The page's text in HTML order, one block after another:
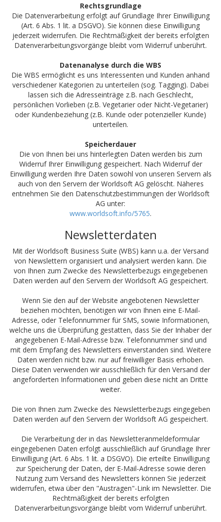
Rechtsgrundlage
Die Datenverarbeitung erfolgt auf Grundlage Ihrer Einwilligung
(Art. 6 Abs. 1 lit. a DSGVO). Sie können diese Einwilligung
jederzeit widerrufen. Die Rechtmäßigkeit der bereits erfolgten
Datenverarbeitungsvorgänge bleibt vom Widerruf unberührt.
Datenanalyse durch die WBS
Die WBS ermöglicht es uns Interessenten und Kunden anhand
verschiedener Kategorien zu unterteilen (sog. Tagging). Dabei
lassen sich die Adresseinträge z.B. nach Geschlecht,
persönlichen Vorlieben (z.B. Vegetarier oder Nicht-Vegetarier)
oder Kundenbeziehung (z.B. Kunde oder potenzieller Kunde)
unterteilen.
Speicherdauer
Die von Ihnen bei uns hinterlegten Daten werden bis zum
Widerruf Ihrer Einwilligung gespeichert. Nach Widerruf der
Einwilligung werden Ihre Daten sowohl von unseren Servern als
auch von den Servern der Worldsoft AG gelöscht. Näheres
entnehmen Sie den Datenschutzbestimmungen der Worldsoft
AG unter:
www.worldsoft.info/5765.
Newsletterdaten
Mit der Worldsoft Business Suite (WBS) kann u.a. der Versand
von Newslettern organisiert und analysiert werden kann. Die
von Ihnen zum Zwecke des Newsletterbezugs eingegebenen
Daten werden auf den Servern der Worldsoft AG gespeichert.
Wenn Sie den auf der Website angebotenen Newsletter
beziehen möchten, benötigen wir von Ihnen eine E-Mail-
Adresse, oder Telefonnummer für SMS, sowie Informationen,
welche uns die Überprüfung gestatten, dass Sie der Inhaber der
angegebenen E-Mail-Adresse bzw. Telefonnummer sind und
mit dem Empfang des Newsletters einverstanden sind. Weitere
Daten werden nicht bzw. nur auf freiwilliger Basis erhoben.
Diese Daten verwenden wir ausschließlich für den Versand der
angeforderten Informationen und geben diese nicht an Dritte
weiter.
Die von Ihnen zum Zwecke des Newsletterbezugs eingegeben
Daten werden auf den Servern der Worldsoft AG gespeichert.
Die Verarbeitung der in das Newsletteranmeldeformular
eingegebenen Daten erfolgt ausschließlich auf Grundlage Ihrer
Einwilligung (Art. 6 Abs. 1 lit. a DSGVO). Die erteilte Einwilligung
zur Speicherung der Daten, der E-Mail-Adresse sowie deren
Nutzung zum Versand des Newsletters können Sie jederzeit
widerrufen, etwa über den "Austragen"-Link im Newsletter. Die
Rechtmäßigkeit der bereits erfolgten
Datenverarbeitungsvorgänge bleibt vom Widerruf unberührt.